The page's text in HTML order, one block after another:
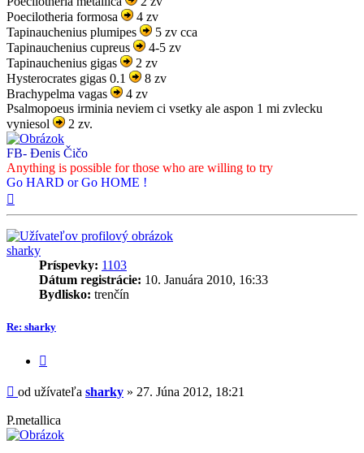
Poecilotheria formosa
4 zv
Tapinauchenius plumipes
5 zv cca
Tapinauchenius cupreus
4-5 zv
Tapinauchenius gigas
2 zv
Hysterocrates gigas 0.1
8 zv
Brachypelma vagas
4 zv
Psalmopoeus irminia neviem ci vsetky ale aspon 1 mi zvlecku
vyniesol
2 zv.
FB- Đenis Čičo
Anything is possible for those who are willing to try
Go HARD or Go HOME !
sharky
Príspevky: 1103
Dátum registrácie: 10. Januára 2010, 16:33
Bydlisko: trenčín
Re: sharky
Príspevok
od užívateľa sharky » 27. Júna 2012, 18:21
P.metallica